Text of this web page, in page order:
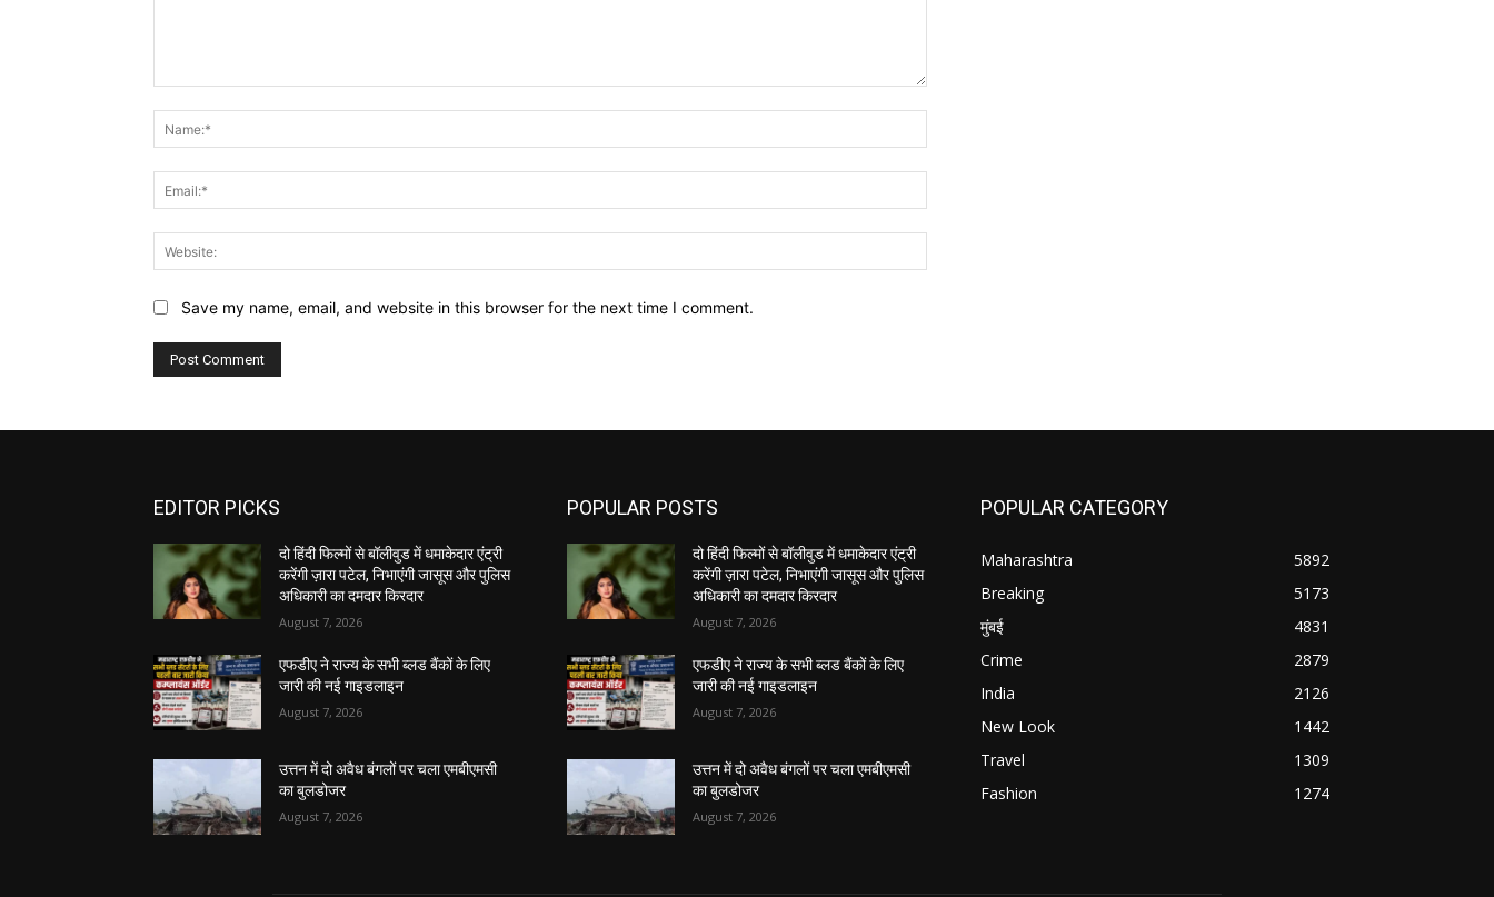
Save my name, email, and website in this browser for the next time I comment.
EDITOR PICKS
दो हिंदी फिल्मों से बॉलीवुड में धमाकेदार एंट्री
करेंगी ज़ारा पटेल, निभाएंगी जासूस और पुलिस
अधिकारी का दमदार किरदार
August 7, 2026
एफडीए ने राज्य के सभी ब्लड बैंकों के लिए
जारी की नई गाइडलाइन
August 7, 2026
उत्तन में दो अवैध बंगलों पर चला एमबीएमसी
का बुलडोजर
August 7, 2026
POPULAR POSTS
दो हिंदी फिल्मों से बॉलीवुड में धमाकेदार एंट्री
करेंगी ज़ारा पटेल, निभाएंगी जासूस और पुलिस
अधिकारी का दमदार किरदार
August 7, 2026
एफडीए ने राज्य के सभी ब्लड बैंकों के लिए
जारी की नई गाइडलाइन
August 7, 2026
उत्तन में दो अवैध बंगलों पर चला एमबीएमसी
का बुलडोजर
August 7, 2026
POPULAR CATEGORY
Maharashtra
5892
Breaking
5173
मुंबई
4831
Crime
2879
India
2126
New Look
1442
Travel
1309
Fashion
1274